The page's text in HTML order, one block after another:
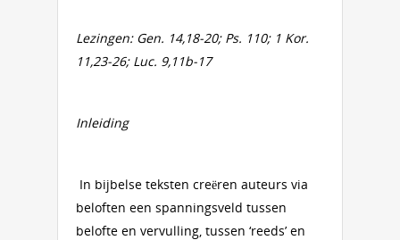
Lezingen: Gen. 14,18-20; Ps. 110; 1 Kor.
11,23-26; Luc. 9,11b-17
Inleiding
In bijbelse teksten creëren auteurs via
beloften een spanningsveld tussen
belofte en vervulling, tussen ‘reeds’ en